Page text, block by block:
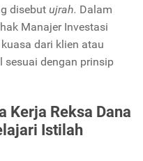
disebut ujrah. Dalam
Manajer Investasi
dari klien atau
sesuai dengan prinsip
Kerja Reksa Dana
Istilah